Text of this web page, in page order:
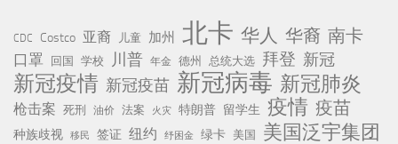
CDC Costco 亚裔 儿童 加州 北卡 华人 华裔 南卡
口罩 回国 学校 川普 年金 德州 总统大选 拜登 新冠
新冠疫情 新冠疫苗 新冠病毒 新冠肺炎
枪击案 死刑 油价 法案 火灾 特朗普 留学生 疫情 疫苗
种族歧视 移民 签证 纽约 纾困金 绿卡 美国 美国泛宇集团